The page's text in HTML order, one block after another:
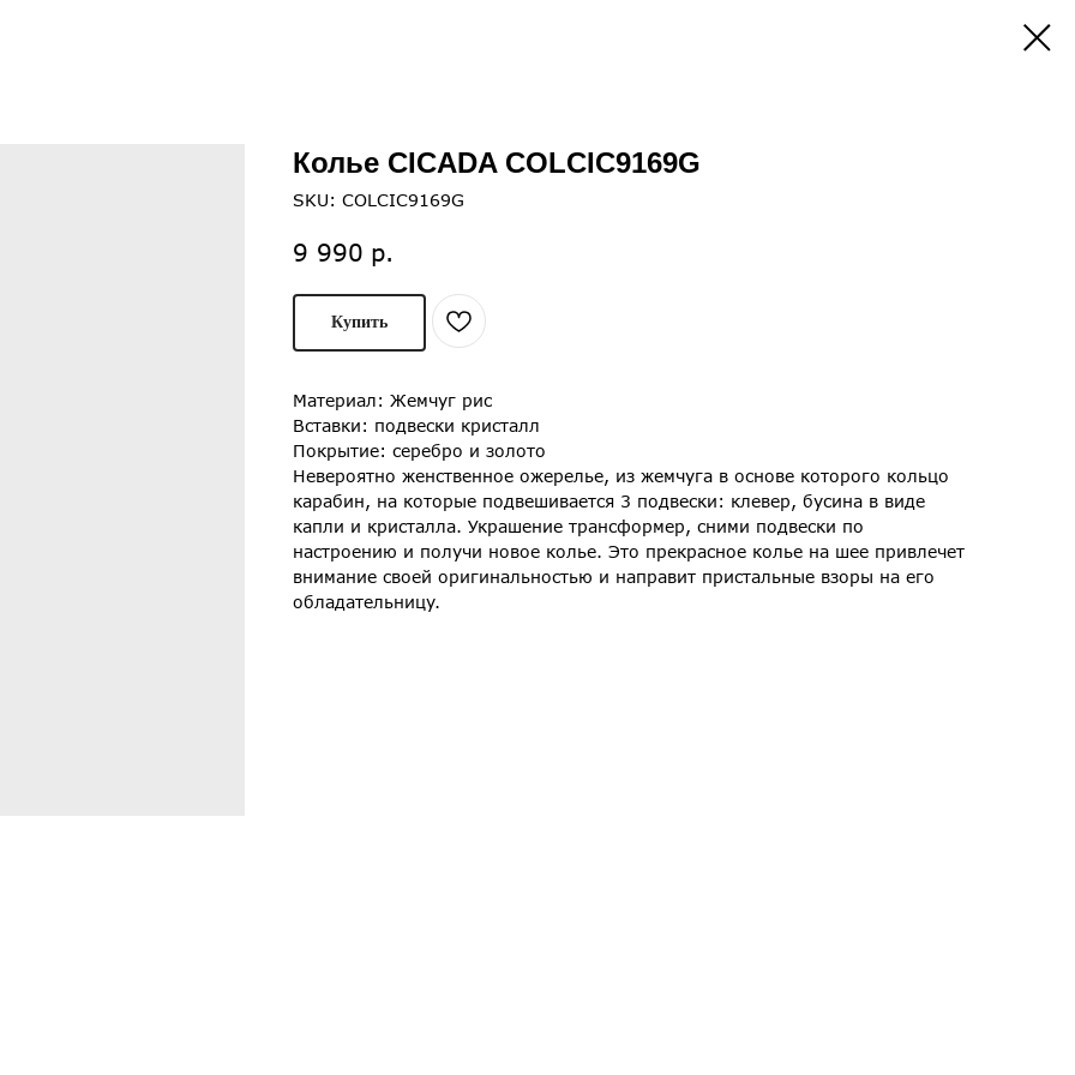
Колье CICADA COLCIC9169G
SKU: COLCIC9169G
9 990 р.
Купить
Материал: Жемчуг рис
Вставки: подвески кристалл
Покрытие: серебро и золото
Невероятно женственное ожерелье, из жемчуга в основе которого кольцо
карабин, на которые подвешивается 3 подвески: клевер, бусина в виде
капли и кристалла. Украшение трансформер, сними подвески по
настроению и получи новое колье. Это прекрасное колье на шее привлечет
внимание своей оригинальностью и направит пристальные взоры на его
обладательницу.